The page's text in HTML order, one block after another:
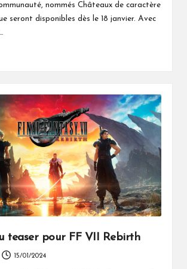
nommés Châteaux de caractère
seront disponibles dès le 18 janvier. Avec
teaser pour FF VII Rebirth
15/01/2024